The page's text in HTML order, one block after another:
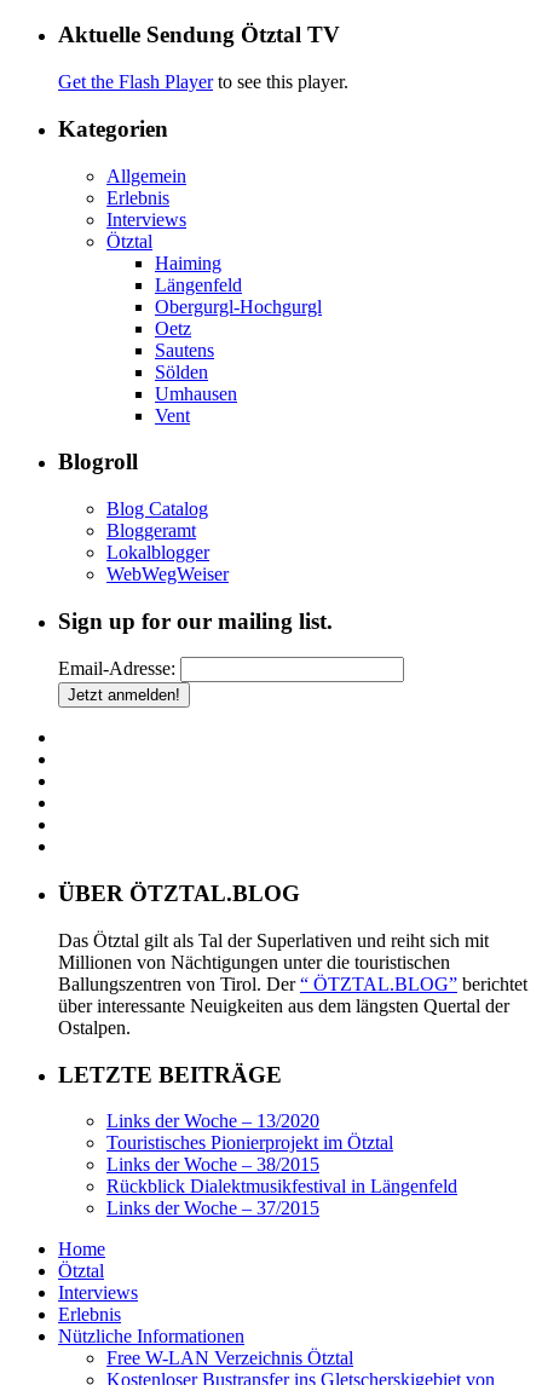
Aktuelle Sendung Ötztal TV
Get the Flash Playerto see this player.
Kategorien
Allgemein
Erlebnis
Interviews
Ötztal
Haiming
Längenfeld
Obergurgl-Hochgurgl
Oetz
Sautens
Sölden
Umhausen
Vent
Blogroll
Blog Catalog
Bloggeramt
Lokalblogger
WebWegWeiser
Sign up for our mailing list.
Email-Adresse:
ÜBER ÖTZTAL.BLOG
Das Ötztal gilt als Tal der Superlativen und reiht sich mit
Millionen von Nächtigungen unter die touristischen
Ballungszentren von Tirol. Der“ ÖTZTAL.BLOG” berichtet
über interessante Neuigkeiten aus dem längsten Quertal der
Ostalpen.
LETZTE BEITRÄGE
Links der Woche – 13/2020
Touristisches Pionierprojekt im Ötztal
Links der Woche – 38/2015
Rückblick Dialektmusikfestival in Längenfeld
Links der Woche – 37/2015
Home
Ötztal
Interviews
Erlebnis
Nützliche Informationen
Free W-LAN Verzeichnis Ötztal
Kostenloser Bustransfer ins Gletscherskigebiet von